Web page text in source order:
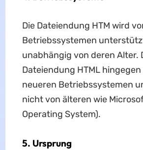
Die Dateiendung HTM wird
Betriebssystemen
unabhängig von deren Alter.
Dateiendung HTML
neueren Betriebssystemen
nicht von älteren wie
Operating System).
5. Ursprung